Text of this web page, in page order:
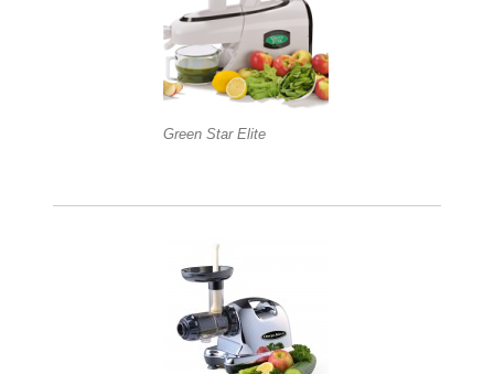
Green Star Elite